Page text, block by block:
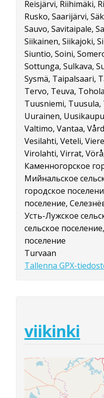
Reisjärvi, Riihimäki,
Rusko, Saarijärvi,
Sauvo, Savitaipale,
Siikainen, Siikajoki,
Siuntio, Soini,
Sottunga, Sulkava,
Sysmä, Taipalsaari,
Tervo, Teuva,
Tuusniemi, Tuusula,
Uurainen,
Valtimo, Vantaa,
Vesilahti, Veteli,
Virolahti, Virrat,
Каменногорское
Мийнальское
городское
поселение,
Усть-Лужское
сельское
поселение
Turvaan
Tallenna GPX-
viikinki